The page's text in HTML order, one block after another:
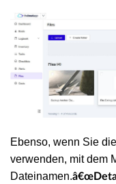
Ebenso, wenn Sie
verwenden, mit dem
Dateinamen.